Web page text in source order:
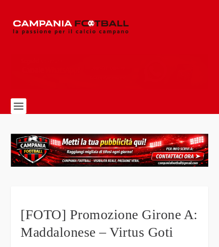
[FOTO] Promozione Girone A:
Maddalonese – Virtus Goti